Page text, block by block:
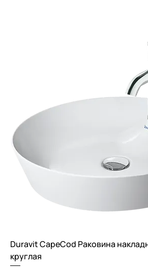
Duravit CapeCod Раковина
круглая